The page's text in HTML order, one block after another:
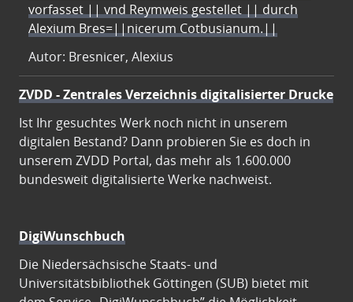
vorfasset || vnd Reymweis gestellet || durch
Alexium Bres=||nicerum Cotbusianum.||
Autor: Bresnicer, Alexius
ZVDD - Zentrales Verzeichnis digitalisierter Drucke
Ist Ihr gesuchtes Werk noch nicht in unserem
digitalen Bestand? Dann probieren Sie es doch in
unserem ZVDD Portal, das mehr als 1.600.000
bundesweit digitalisierte Werke nachweist.
DigiWunschbuch
Die Niedersächsische Staats- und
Universitätsbibliothek Göttingen (SUB) bietet mit